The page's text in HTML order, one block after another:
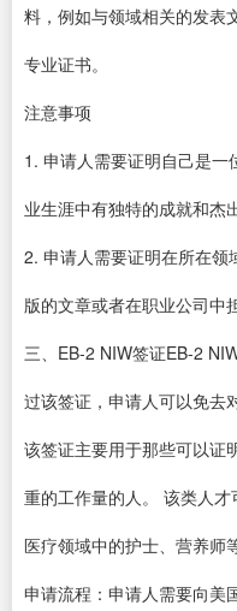
料，例如与领域相关的发表
专业证书。
注意事项
1. 申请人需要证明自己是
业生涯中有独特的成就和杰
2. 申请人需要证明在所在领
版的文章或者在职业公司中
三、EB-2 NIW签证EB-2
过该签证，申请人可以免去
该签证主要用于那些可以证
重的工作量的人。 该类人
医疗领域中的护士、营养师
申请流程：申请人需要向美